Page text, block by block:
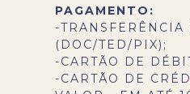
PAGAMENTO:
-TRANSFERÊNCIA
(DOC/TED/PIX);
-CARTÃO DE
-CARTÃO DE